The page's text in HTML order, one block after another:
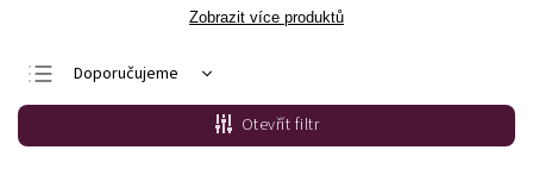
Zobrazit více produktů
Doporučujeme
Nejlevnější
Nejdražší
Otevřít filtr